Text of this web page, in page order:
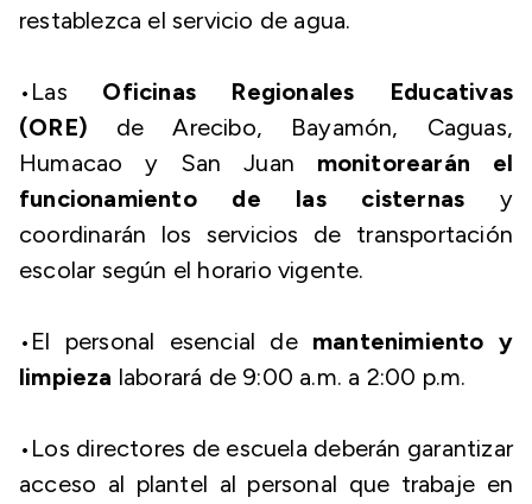
restablezca el servicio de agua.
•Las Oficinas Regionales Educativas
(ORE) de Arecibo, Bayamón, Caguas,
Humacao y San Juan monitorearán el
funcionamiento de las cisternas y
coordinarán los servicios de transportación
escolar según el horario vigente.
•El personal esencial de mantenimiento y
limpieza laborará de 9:00 a.m. a 2:00 p.m.
•Los directores de escuela deberán garantizar
acceso al plantel al personal que trabaje en